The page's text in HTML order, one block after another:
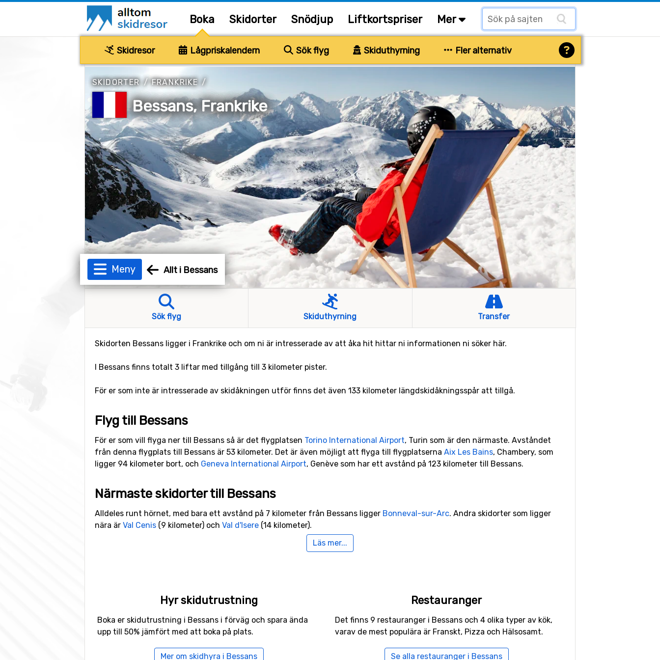
Boka Skidorter Snödjup Liftkortspriser Mer
Skidresor Lågpriskalendern Sök flyg Skiduthyrning Fler alternativ
SKIDORTER/FRANKRIKE /
Bessans, Frankrike
Meny Allt i Bessans
Sök flyg Skiduthyrning Transfer
Skidorten Bessans ligger i Frankrike och om ni är intresserade av att åka hit hittar ni informationen ni söker här.
I Bessans finns totalt 3 liftar med tillgång till 3 kilometer pister.
För er som inte är intresserade av skidåkningen utför finns det även 133 kilometer längdskidåkningsspår att tillgå.
Flyg till Bessans
För er som vill flyga ner till Bessans så är det flygplatsen Torino International Airport, Turin som är den närmaste. Avståndet
från denna flygplats till Bessans är 53 kilometer. Det är även möjligt att flyga till flygplatserna Aix Les Bains, Chambery, som
ligger 94 kilometer bort, och Geneva International Airport, Genève som har ett avstånd på 123 kilometer till Bessans.
Närmaste skidorter till Bessans
Alldeles runt hörnet, med bara ett avstånd på 7 kilometer från Bessans ligger Bonneval-sur-Arc. Andra skidorter som ligger
nära är Val Cenis (9 kilometer) och Val d'Isere (14 kilometer).
Läs mer...
Hyr skidutrustning
Boka er skidutrustning i Bessans i förväg och spara ända
upp till 50% jämfört med att boka på plats.
Mer om skidhyra i Bessans
Restauranger
Det finns 9 restauranger i Bessans och 4 olika typer av kök,
varav de mest populära är Franskt, Pizza och Hälsosamt.
Se alla restauranger i Bessans